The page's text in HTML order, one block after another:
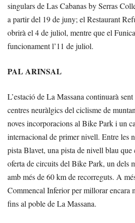
singulars de Las Cabanas by Serras
a partir del 19 de juny; el Restaurant
obrirà el 4 de juliol, mentre que el
funcionament l’11 de juliol.
PAL ARINSAL
L’estació de La Massana continuarà
centres neuràlgics del ciclisme de
noves incorporacions al Bike Park i un
internacional de primer nivell. Entre les
pista Blavet, una pista de nivell blau que
oferta de circuits del Bike Park, un dels
amb més de 60 km de recorreguts. A
Commencal Inferior per millorar encara
fins al poble de La Massana.